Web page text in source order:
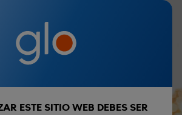
Parece que no has
gratis por la compra de Hyper Pro
BLOG
ESTE SITIO WEB DEBES SER